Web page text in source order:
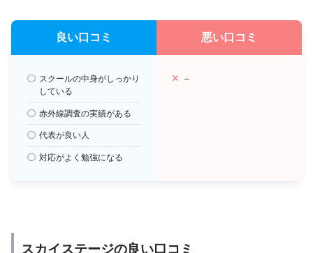
良い口コミ
スクールの中身がしっかり
している
赤外線調査の実績がある
代表が良い人
対応がよく勉強になる
悪い口コミ
–
スカイステージの良い口コミ